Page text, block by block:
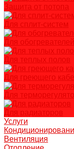
Защита от потопа
Для сплит-систем
Для обогревателей
Для теплых полов
Для греющего
Для
Для радиаторов
Услуги
Вентиляция